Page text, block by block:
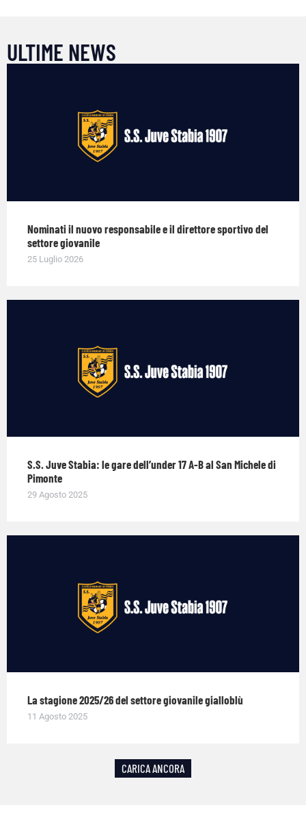
ULTIME NEWS
Nominati il nuovo responsabile e il direttore sportivo del
settore giovanile
25 Luglio 2026
S.S. Juve Stabia: le gare dell’under 17 A-B al San Michele di
Pimonte
29 Agosto 2025
La stagione 2025/26 del settore giovanile gialloblù
11 Agosto 2025
CARICA ANCORA